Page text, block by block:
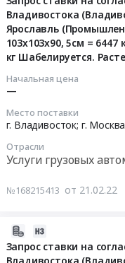
Владивостока
Ярославль
103х103х90, 5см = 6447
кг Шабелируется.
Начальная цена
—
Место поставки
г. Владивосток; г.
Отрасли
Услуги грузовых
№168215413 от 21.02.22
Запрос ставки на